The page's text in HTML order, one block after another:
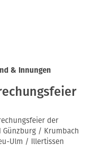
& Innungen
der
/ Krumbach
Ulm / Illertissen